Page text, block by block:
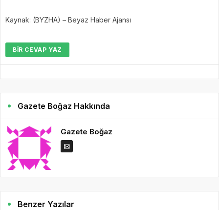
Kaynak: (BYZHA) – Beyaz Haber Ajansı
BIR CEVAP YAZ
Gazete Boğaz Hakkında
Gazete Boğaz
Benzer Yazılar